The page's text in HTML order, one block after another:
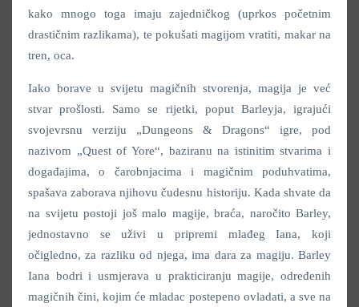
kako mnogo toga imaju zajedničkog (uprkos početnim
drastičnim razlikama), te pokušati magijom vratiti, makar na
tren, oca.
Iako borave u svijetu magičnih stvorenja, magija je već
stvar prošlosti. Samo se rijetki, poput Barleyja, igrajući
svojevrsnu verziju „Dungeons & Dragons“ igre, pod
nazivom „Quest of Yore“, baziranu na istinitim stvarima i
događajima, o čarobnjacima i magičnim poduhvatima,
spašava zaborava njihovu čudesnu historiju. Kada shvate da
na svijetu postoji još malo magije, braća, naročito Barley,
jednostavno se uživi u pripremi mlađeg Iana, koji
očigledno, za razliku od njega, ima dara za magiju. Barley
Iana bodri i usmjerava u prakticiranju magije, određenih
magičnih čini, kojim će mladac postepeno ovladati, a sve na